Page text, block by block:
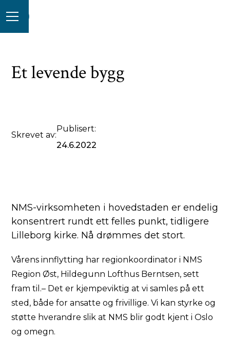
Et levende bygg
Skrevet av:
Publisert:
24.6.2022
NMS-virksomheten i hovedstaden er endelig
konsentrert rundt ett felles punkt, tidligere
Lilleborg kirke. Nå drømmes det stort.
Vårens innflytting har regionkoordinator i NMS
Region Øst, Hildegunn Lofthus Berntsen, sett
fram til.– Det er kjempeviktig at vi samles på ett
sted, både for ansatte og frivillige. Vi kan styrke og
støtte hverandre slik at NMS blir godt kjent i Oslo
og omegn.